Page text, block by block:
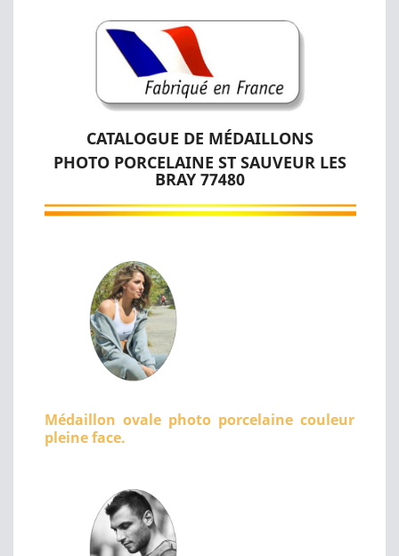
CATALOGUE DE MÉDAILLONS
PHOTO PORCELAINE ST SAUVEUR LES
BRAY 77480
Médaillon ovale photo porcelaine couleur
pleine face.